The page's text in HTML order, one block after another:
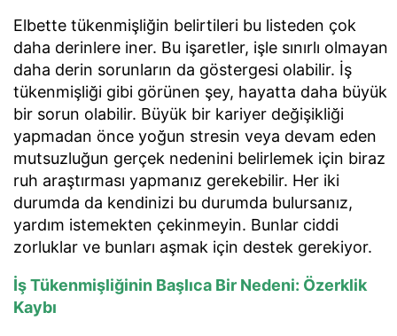
Elbette tükenmişliğin belirtileri bu listeden çok
daha derinlere iner. Bu işaretler, işle sınırlı olmayan
daha derin sorunların da göstergesi olabilir. İş
tükenmişliği gibi görünen şey, hayatta daha büyük
bir sorun olabilir. Büyük bir kariyer değişikliği
yapmadan önce yoğun stresin veya devam eden
mutsuzluğun gerçek nedenini belirlemek için biraz
ruh araştırması yapmanız gerekebilir. Her iki
durumda da kendinizi bu durumda bulursanız,
yardım istemekten çekinmeyin. Bunlar ciddi
zorluklar ve bunları aşmak için destek gerekiyor.
İş Tükenmişliğinin Başlıca Bir Nedeni: Özerklik
Kaybı